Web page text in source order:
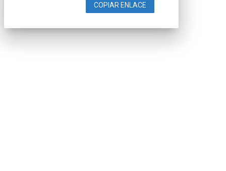
COPIAR ENLACE